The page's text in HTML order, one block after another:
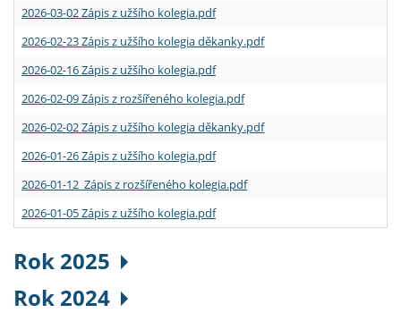
2026-03-02 Zápis z užšího kolegia.pdf
2026-02-23 Zápis z užšího kolegia děkanky.pdf
2026-02-16 Zápis z užšího kolegia.pdf
2026-02-09 Zápis z rozšířeného kolegia.pdf
2026-02-02 Zápis z užšího kolegia děkanky.pdf
2026-01-26 Zápis z užšího kolegia.pdf
2026-01-12 Zápis z rozšířeného kolegia.pdf
2026-01-05 Zápis z užšího kolegia.pdf
Rok 2025
Rok 2024